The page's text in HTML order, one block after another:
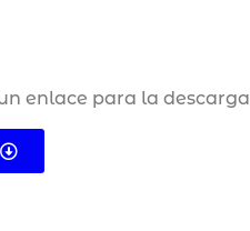
enlace para la